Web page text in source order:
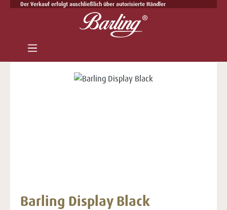
Zum Hauptinhalt springen
Der Verkauf erfolgt auschließlich über autorisierte Händler
Bildergalerie überspringen
Barling Display Black